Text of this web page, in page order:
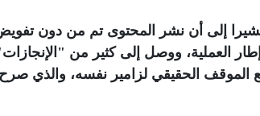
إلى أن نشر المحتوى تم من دون
العملية، ووصل إلى كثير من
الموقف الحقيقي لزامير نفسه، والذي صرح